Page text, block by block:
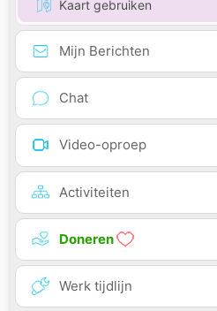
Kaart gebruiken
Mijn Berichten
Chat
Video-oproep
Activiteiten
Doneren
Werk tijdlijn